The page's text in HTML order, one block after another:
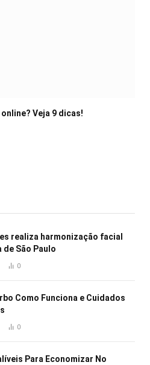
Veja 9 dicas!
realiza harmonização facial
de São Paulo
0
Como Funciona e Cuidados
0
Para Economizar No